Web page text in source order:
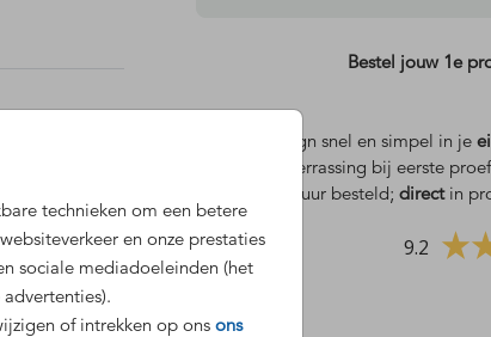
technieken om een betere
en onze prestaties
sociale mediadoeleinden (het
of intrekken op ons ons
Bestel jouw 1e
Dit design snel en simpel in je
verrassing bij eerste
Voor 18 uur besteld; directin
9.2